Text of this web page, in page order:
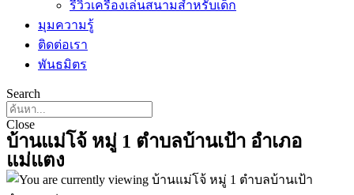
รีวิวเครื่องเล่นสนามสำหรับเด็ก
มุมความรู้
ติดต่อเรา
พันธมิตร
Search
Close
บ้านแม่โจ้ หมู่ 1 ตำบลบ้านเป้า อำเภอ
แม่แตง